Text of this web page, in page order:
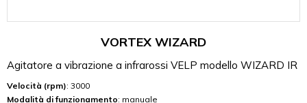
VORTEX WIZARD
Agitatore a vibrazione a infrarossi VELP modello WIZARD IR
Velocità (rpm): 3000
Modalità di funzionamento: manuale